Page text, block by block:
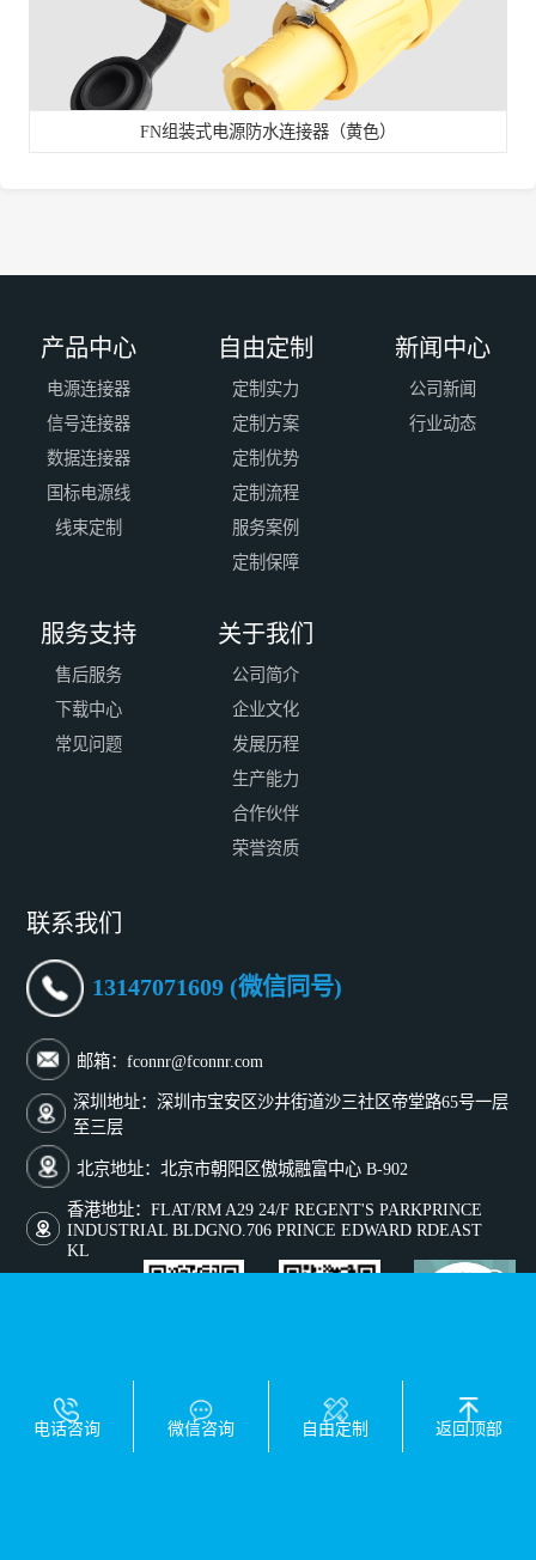
FN组装式电源防水连接器（黄色）
产品中心
电源连接器
信号连接器
数据连接器
国标电源线
线束定制
自由定制
定制实力
定制方案
定制优势
定制流程
服务案例
定制保障
新闻中心
公司新闻
行业动态
服务支持
售后服务
下载中心
常见问题
关于我们
公司简介
企业文化
发展历程
生产能力
合作伙伴
荣誉资质
联系我们
13147071609 (微信同号)
邮箱：fconnr@fconnr.com
深圳地址：深圳市宝安区沙井街道沙三社区帝堂路65号一层
至三层
北京地址：北京市朝阳区傲城融富中心 B-902
香港地址：FLAT/RM A29 24/F REGENT'S PARKPRINCE
INDUSTRIAL BLDGNO.706 PRINCE EDWARD RDEAST
KL
友情链接： 1688工厂店
电话咨询 微信咨询 自由定制 返回顶部